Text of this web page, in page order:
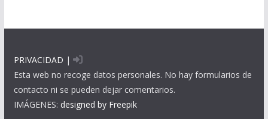
PRIVACIDAD |
Esta web no recoge datos personales. No hay formularios de
contacto ni se pueden dejar comentarios.
IMÁGENES: designed by Freepik